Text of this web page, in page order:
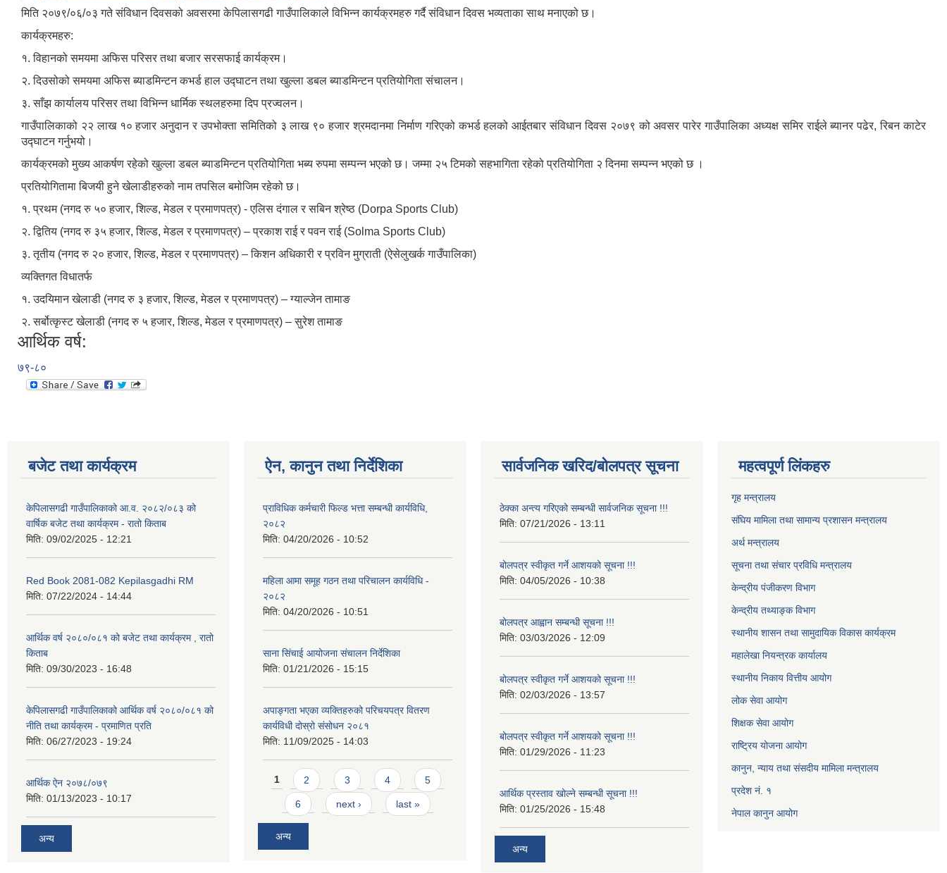
मिति २०७९/०६/०३ गते संविधान दिवसको अवसरमा केपिलासगढी गाउँपालिकाले विभिन्न कार्यक्रमहरु गर्दै संविधान दिवस भव्यताका साथ मनाएको छ।
कार्यक्रमहरु:
१. विहानको समयमा अफिस परिसर तथा बजार सरसफाई कार्यक्रम।
२. दिउसोको समयमा अफिस ब्याडमिन्टन कभर्ड हाल उद्घाटन तथा खुल्ला डबल ब्याडमिन्टन प्रतियोगिता संचालन।
३. साँझ कार्यालय परिसर तथा विभिन्न धार्मिक स्थलहरुमा दिप प्रज्वलन।
गाउँपालिकाको २२ लाख १० हजार अनुदान र उपभोक्ता समितिको ३ लाख ९० हजार श्रमदानमा निर्माण गरिएको कभर्ड हलको आईतबार संविधान दिवस २०७९ को अवसर पारेर गाउँपालिका अध्यक्ष समिर राईले ब्यानर पढेर, रिबन काटेर
उद्घाटन गर्नुभयो।
कार्यक्रमको मुख्य आकर्षण रहेको खुल्ला डबल ब्याडमिन्टन प्रतियोगिता भब्य रुपमा सम्पन्न भएको छ। जम्मा २५ टिमको सहभागिता रहेको प्रतियोगिता २ दिनमा सम्पन्न भएको छ ।
प्रतियोगितामा बिजयी हुने खेलाडीहरुको नाम तपसिल बमोजिम रहेको छ।
१. प्रथम (नगद रु ५० हजार, शिल्ड, मेडल र प्रमाणपत्र) - एलिस दंगाल र सबिन श्रेष्ठ (Dorpa Sports Club)
२. द्वितिय (नगद रु ३५ हजार, शिल्ड, मेडल र प्रमाणपत्र) – प्रकाश राई र पवन राई (Solma Sports Club)
३. तृतीय (नगद रु २० हजार, शिल्ड, मेडल र प्रमाणपत्र) – किशन अधिकारी र प्रविन मुग्राती (ऐसेलुखर्क गाउँपालिका)
व्यक्तिगत विधातर्फ
१. उदयिमान खेलाडी (नगद रु ३ हजार, शिल्ड, मेडल र प्रमाणपत्र) – ग्याल्जेन तामाङ
२. सर्बोत्कृस्ट खेलाडी (नगद रु ५ हजार, शिल्ड, मेडल र प्रमाणपत्र) – सुरेश तामाङ
आर्थिक वर्ष:
७९-८०
बजेट तथा कार्यक्रम
केपिलासगढी गाउँपालिकाको आ.व. २०८२/०८३ को
वार्षिक बजेट तथा कार्यक्रम - रातो किताब
मिति: 09/02/2025 - 12:21
Red Book 2081-082 Kepilasgadhi RM
मिति: 07/22/2024 - 14:44
आर्थिक वर्ष २०८०/०८१ को बजेट तथा कार्यक्रम , रातो
किताब
मिति: 09/30/2023 - 16:48
केपिलासगढी गाउँपालिकाको आर्थिक वर्ष २०८०/०८१ को
नीति तथा कार्यक्रम - प्रमाणित प्रति
मिति: 06/27/2023 - 19:24
आर्थिक ऐन २०७८/०७९
मिति: 01/13/2023 - 10:17
अन्य
ऐन, कानुन तथा निर्देशिका
प्राविधिक कर्मचारी फिल्ड भत्ता सम्बन्धी कार्यविधि,
२०८२
मिति: 04/20/2026 - 10:52
महिला आमा समूह गठन तथा परिचालन कार्यविधि -
२०८२
मिति: 04/20/2026 - 10:51
साना सिंचाई आयोजना संचालन निर्देशिका
मिति: 01/21/2026 - 15:15
अपाङ्गता भएका व्यक्तिहरुको परिचयपत्र वितरण
कार्यविधी दोस्रो संसोधन २०८१
मिति: 11/09/2025 - 14:03
Pages
1 2 3 4 5
6 next › last »
अन्य
सार्वजनिक खरिद/बोलपत्र सूचना
ठेक्का अन्त्य गरिएको सम्बन्धी सार्वजनिक सूचना !!!
मिति: 07/21/2026 - 13:11
बोलपत्र स्वीकृत गर्ने आशयको सूचना !!!
मिति: 04/05/2026 - 10:38
बोलपत्र आह्वान सम्बन्धी सूचना !!!
मिति: 03/03/2026 - 12:09
बोलपत्र स्वीकृत गर्ने आशयको सूचना !!!
मिति: 02/03/2026 - 13:57
बोलपत्र स्वीकृत गर्ने आशयको सूचना !!!
मिति: 01/29/2026 - 11:23
आर्थिक प्रस्ताव खोल्ने सम्बन्धी सूचना !!!
मिति: 01/25/2026 - 15:48
अन्य
महत्वपूर्ण लिंकहरु
गृह मन्त्रालय
संघिय मामिला तथा सामान्य प्रशासन मन्त्रालय
अर्थ मन्त्रालय
सूचना तथा संचार प्रविधि मन्त्रालय
केन्द्रीय पंजीकरण विभाग
केन्द्रीय तथ्याङ्क विभाग
स्थानीय शासन तथा सामुदायिक विकास कार्यक्रम
महालेखा नियन्त्रक कार्यालय
स्थानीय निकाय वित्तीय आयोग
लोक सेवा आयोग
शिक्षक सेवा आयोग
राष्ट्रिय योजना आयोग
कानुन, न्याय तथा संसदीय मामिला मन्त्रालय
प्रदेश नं. १
नेपाल कानुन आयोग